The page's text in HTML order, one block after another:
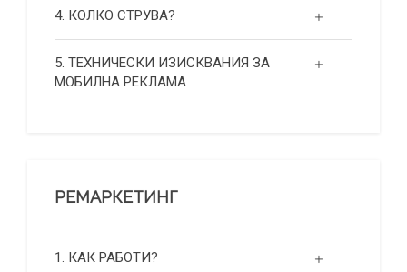
4. КОЛКО СТРУВА?
5. ТЕХНИЧЕСКИ ИЗИСКВАНИЯ ЗА
МОБИЛНА РЕКЛАМА
РЕМАРКЕТИНГ
1. КАК РАБОТИ?